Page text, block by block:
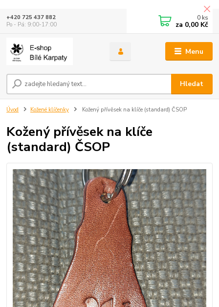
Menu
Hledat
+420 725 437 882
Po - Pá: 9:00-17:00
0 ks
za 0,00 Kč
Úvod Kožené klíčenky Kožený přívěsek na klíče (standard) ČSOP
Kožený přívěsek na klíče
(standard) ČSOP